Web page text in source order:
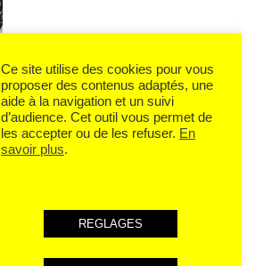
Ce site utilise des cookies pour vous
proposer des contenus adaptés, une
aide à la navigation et un suivi
d’audience. Cet outil vous permet de
les accepter ou de les refuser. En
savoir plus.
REGLAGES